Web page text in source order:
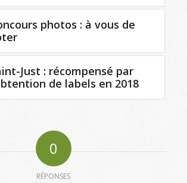
photos : à vous de
Just : récompensé par
de labels en 2018
0
RÉPONSES